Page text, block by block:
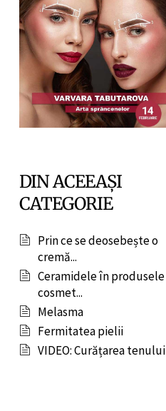
DIN ACEEAȘI
CATEGORIE
Prin ce se deosebește o
cremă...
Ceramidele în produsele
cosmet...
Melasma
Fermitatea pielii
VIDEO: Curățarea tenului